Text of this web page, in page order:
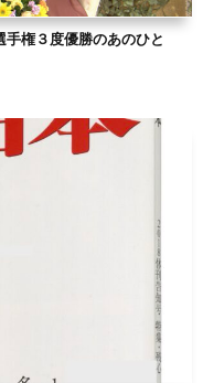
手権３度優勝のあのひと